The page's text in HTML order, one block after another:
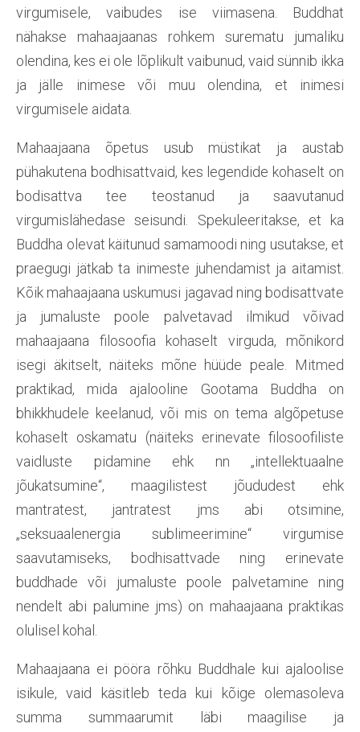
virgumisele, vaibudes ise viimasena. Buddhat
nähakse mahaajaanas rohkem surematu jumaliku
olendina, kes ei ole lõplikult vaibunud, vaid sünnib ikka
ja jälle inimese või muu olendina, et inimesi
virgumisele aidata.
Mahaajaana õpetus usub müstikat ja austab
pühakutena bodhisattvaid, kes legendide kohaselt on
bodisattva tee teostanud ja saavutanud
virgumislähedase seisundi. Spekuleeritakse, et ka
Buddha olevat käitunud samamoodi ning usutakse, et
praegugi jätkab ta inimeste juhendamist ja aitamist.
Kõik mahaajaana uskumusi jagavad ning bodisattvate
ja jumaluste poole palvetavad ilmikud võivad
mahaajaana filosoofia kohaselt virguda, mõnikord
isegi äkitselt, näiteks mõne hüüde peale. Mitmed
praktikad, mida ajalooline Gootama Buddha on
bhikkhudele keelanud, või mis on tema algõpetuse
kohaselt oskamatu (näiteks erinevate filosoofiliste
vaidluste pidamine ehk nn „intellektuaalne
jõukatsumine“, maagilistest jõududest ehk
mantratest, jantratest jms abi otsimine,
„seksuaalenergia sublimeerimine“ virgumise
saavutamiseks, bodhisattvade ning erinevate
buddhade või jumaluste poole palvetamine ning
nendelt abi palumine jms) on mahaajaana praktikas
olulisel kohal.
Mahaajaana ei pööra rõhku Buddhale kui ajaloolise
isikule, vaid käsitleb teda kui kõige olemasoleva
summa summaarumit läbi maagilise ja